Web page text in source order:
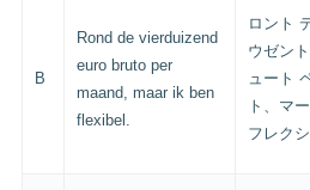
B
Rond de vierduizend
euro bruto per
maand, maar ik ben
flexibel.
ロント
ウゼン
ュート
ト、マ
フレク